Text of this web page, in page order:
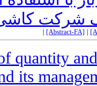
[Abstract-FA]
quantity
its